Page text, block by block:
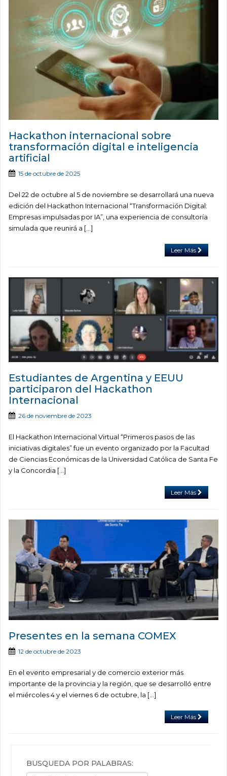
Hackathon internacional sobre
transformación digital e inteligencia
artificial
15 de octubre de 2025
Del 22 de octubre al 5 de noviembre se desarrollará una nueva
edición del Hackathon Internacional “Transformación Digital:
Empresas impulsadas por IA”, una experiencia de consultoría
simulada que reunirá a […]
Leer Más
Estudiantes de Argentina y EEUU
participaron del Hackathon
Internacional
26 de noviembre de 2023
El Hackathon Internacional Virtual “Primeros pasos de las
iniciativas digitales” fue un evento organizado por la Facultad
de Ciencias Económicas de la Universidad Católica de Santa Fe
y la Concordia […]
Leer Más
Presentes en la semana COMEX
12 de octubre de 2023
En el evento empresarial y de comercio exterior más
importante de la provincia y la región, que se desarrolló entre
el miércoles 4 y el viernes 6 de octubre, la […]
Leer Más
BÚSQUEDA POR PALABRAS: